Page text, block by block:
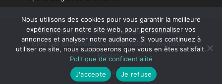
Copyright © 2011 - 2023, tous droits réservés.
Créé par Extremotion Communication-Mentions
légales
Nous utilisons des cookies pour vous garantir la meilleure
expérience sur notre site web, pour personnaliser vos
annonces et analyser notre audiance. Si vous continuez à
utiliser ce site, nous supposerons que vous en êtes satisfait.
Politique de confidentialité
J'accepte
Je refuse